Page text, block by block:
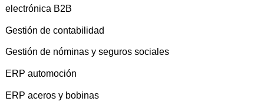
electrónica B2B
Gestión de contabilidad
Gestión de nóminas y seguros sociales
ERP automoción
ERP aceros y bobinas